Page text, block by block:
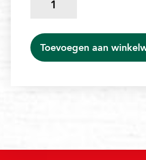
special
Tea
met
wandeling
aantal
Toevoegen aan